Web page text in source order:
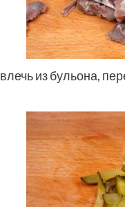
из бульона,